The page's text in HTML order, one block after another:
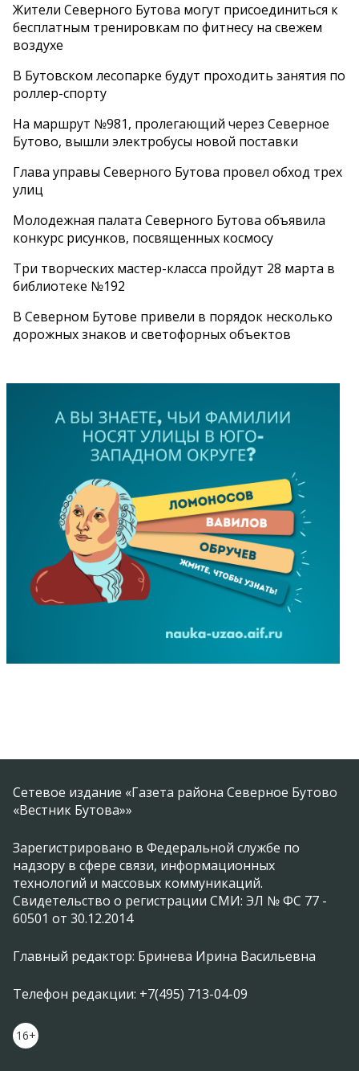
Жители Северного Бутова могут присоединиться к
бесплатным тренировкам по фитнесу на свежем
воздухе
В Бутовском лесопарке будут проходить занятия по
роллер-спорту
На маршрут №981, пролегающий через Северное
Бутово, вышли электробусы новой поставки
Глава управы Северного Бутова провел обход трех
улиц
Молодежная палата Северного Бутова объявила
конкурс рисунков, посвященных космосу
Три творческих мастер-класса пройдут 28 марта в
библиотеке №192
В Северном Бутове привели в порядок несколько
дорожных знаков и светофорных объектов
Сетевое издание «Газета района Северное Бутово
«Вестник Бутова»»
Зарегистрировано в Федеральной службе по
надзору в сфере связи, информационных
технологий и массовых коммуникаций.
Свидетельство о регистрации СМИ: ЭЛ № ФС 77 -
60501 от 30.12.2014
Главный редактор: Бринева Ирина Васильевна
Телефон редакции: +7(495) 713-04-09
16+